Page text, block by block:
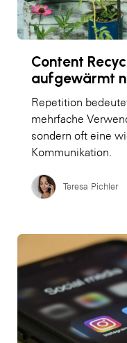
Content
aufgewärmt
Repetition
mehrfache
sondern oft eine
Kommunikation.
Teresa Pichler